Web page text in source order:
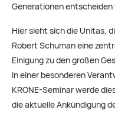
Generationen entscheiden
Hier sieht sich die Unitas,
Robert Schuman eine
Einigung zu den großen
in einer besonderen
KRONE-Seminar werde
die aktuelle Ankündigung